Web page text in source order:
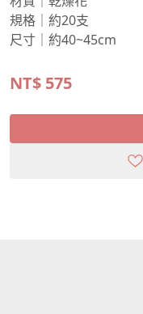
規格｜約20支
尺寸｜約40~45cm
NT$ 575